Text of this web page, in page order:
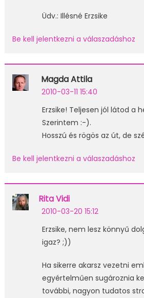
Üdv.: Illésné Erzsike
Be kell jelentkezni a válaszadáshoz
Magda Attila
2010-03-11 15:40
Erzsike! Teljesen jól látod a
Szerintem :-).
Hosszú és rögös az út, de
Be kell jelentkezni a válaszadáshoz
Rita Vidi
2010-03-20 15:12
Erzsike, nem lesz könnyű
igaz? ;))
Ha sikerre akarsz vezetni
egyértelműen sugároznia
további, nagyon tudatos